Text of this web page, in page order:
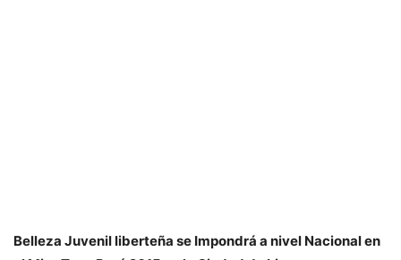
Belleza Juvenil liberteña se Impondrá a nivel Nacional en